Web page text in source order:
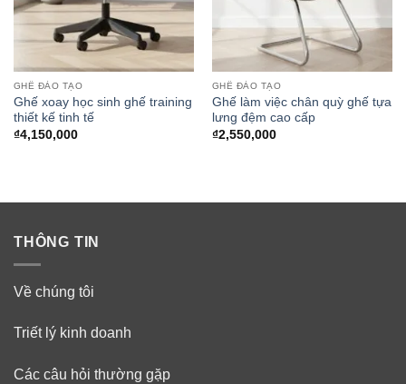
GHẾ ĐÀO TẠO
Ghế xoay học sinh ghế training
thiết kế tinh tế
₫4,150,000
GHẾ ĐÀO TẠO
Ghế làm việc chân quỳ ghế tựa
lưng đệm cao cấp
₫2,550,000
THÔNG TIN
Về chúng tôi
Triết lý kinh doanh
Các câu hỏi thường gặp